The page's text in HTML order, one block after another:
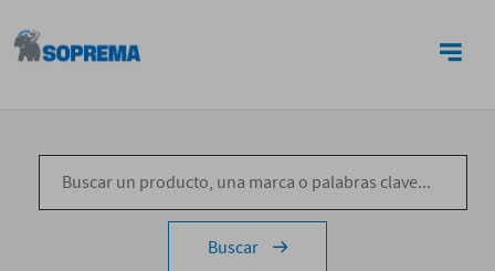
Buscar